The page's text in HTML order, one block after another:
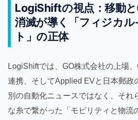
LogiShiftの視点：移動
消滅が導く「フィジカ
ト」の正体
LogiShiftでは、GO株式会社の上場
連携、そしてApplied EVと日本郵政
別の自動化ニュースではなく、それ
な糸で繋がった「モビリティと物流